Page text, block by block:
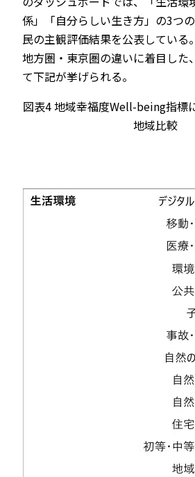
係」「自分らしい生き方」の3つ
民の主観評価結果を公表している。
地方圏・東京圏の違いに着目した
て下記が挙げられる。
図表4 地域幸福度Well-being指標
地域比較